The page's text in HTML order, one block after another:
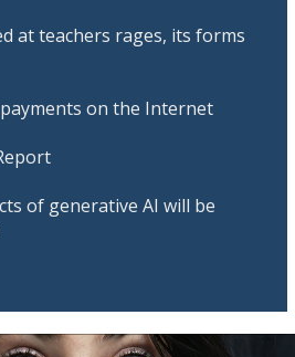
at teachers rages, its forms
on the Internet
of generative AI will be